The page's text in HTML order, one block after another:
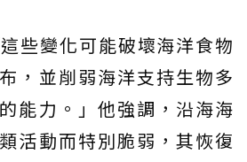
些變化可能破壞海洋食物
，並削弱海洋支持生物多
能力。」他強調，沿海海
活動而特別脆弱，其恢復